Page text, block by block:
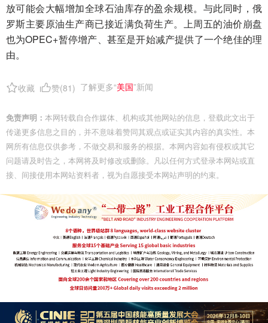
放可能会大幅增加全球石油库存的盈余规模。与此同时，俄
罗斯主要原油生产商已接近满负荷生产。上周五的油价崩盘
也为OPEC+暂停增产、甚至是开始减产提供了一个绝佳的理
由。
收藏 赞(81 ) 了解更多“美国”新闻
免责声明： 本网转载自合作媒体、机构或其他网站的信息，登载此文出于
传递更多信息之目的，并不意味着赞同其观点或证实其内容的真实性。本
网所有信息仅供参考，不做交易和服务的根据。本网内容如有侵权或其它
问题请及时告之，本网将及时修改或删除。凡以任何方式登录本网站或直
接、间接使用本网站资料者，视为自愿接受本网站声明的约束。